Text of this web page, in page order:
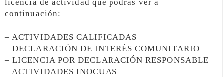
licencia de actividad que podrás ver a
continuación:
– ACTIVIDADES CALIFICADAS
– DECLARACIÓN DE INTERÉS COMUNITARIO
– LICENCIA POR DECLARACIÓN RESPONSABLE
– ACTIVIDADES INOCUAS